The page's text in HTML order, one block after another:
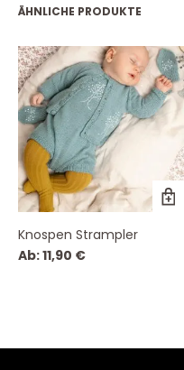
ÄHNLICHE PRODUKTE
Knospen Strampler
Ab:11,90 €